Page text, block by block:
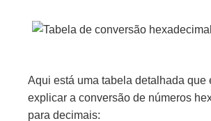
Aqui está uma tabela detalhada que
explicar a conversão de números
para decimais: